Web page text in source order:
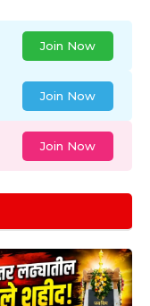
Join Now
Join Now
Join Now